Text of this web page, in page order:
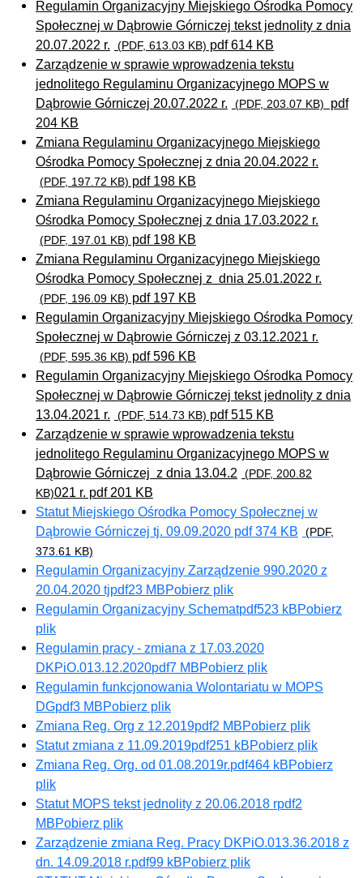
Regulamin Organizacyjny Miejskiego Ośrodka Pomocy
Społecznej w Dąbrowie Górniczej tekst jednolity z dnia
20.07.2022 r.
(PDF, 613.03 KB) pdf 614 KB
Zarządzenie w sprawie wprowadzenia tekstu
jednolitego Regulaminu Organizacyjnego MOPS w
Dąbrowie Górniczej 20.07.2022 r.
(PDF, 203.07 KB)
pdf
204 KB
Zmiana Regulaminu Organizacyjnego Miejskiego
Ośrodka Pomocy Społecznej z dnia 20.04.2022 r.
(PDF, 197.72 KB) pdf 198 KB
Zmiana Regulaminu Organizacyjnego Miejskiego
Ośrodka Pomocy Społecznej z dnia 17.03.2022 r.
(PDF, 197.01 KB) pdf 198 KB
Zmiana Regulaminu Organizacyjnego Miejskiego
Ośrodka Pomocy Społecznej z dnia 25.01.2022 r.
(PDF, 196.09 KB) pdf 197 KB
Regulamin Organizacyjny Miejskiego Ośrodka Pomocy
Społecznej w Dąbrowie Górniczej z 03.12.2021 r.
(PDF, 595.36 KB) pdf 596 KB
Regulamin Organizacyjny Miejskiego Ośrodka Pomocy
Społecznej w Dąbrowie Górniczej tekst jednolity z dnia
13.04.2021 r.
(PDF, 514.73 KB) pdf 515 KB
Zarządzenie w sprawie wprowadzenia tekstu
jednolitego Regulaminu Organizacyjnego MOPS w
Dąbrowie Górniczej z dnia 13.04.2
(PDF, 200.82
KB)021 r. pdf 201 KB
Statut Miejskiego Ośrodka Pomocy Społecznej w
Dąbrowie Górniczej tj. 09.09.2020 pdf 374 KB
(PDF,
373.61 KB)
Regulamin Organizacyjny Zarządzenie 990.2020 z
20.04.2020 tjpdf23 MBPobierz plik
Regulamin Organizacyjny Schematpdf523 kBPobierz
plik
Regulamin pracy - zmiana z 17.03.2020
DKPiO.013.12.2020pdf7 MBPobierz plik
Regulamin funkcjonowania Wolontariatu w MOPS
DGpdf3 MBPobierz plik
Zmiana Reg. Org z 12.2019pdf2 MBPobierz plik
Statut zmiana z 11.09.2019pdf251 kBPobierz plik
Zmiana Reg. Org. od 01.08.2019r.pdf464 kBPobierz
plik
Statut MOPS tekst jednolity z 20.06.2018 rpdf2
MBPobierz plik
Zarządzenie zmiana Reg. Pracy DKPiO.013.36.2018 z
dn. 14.09.2018 r.pdf99 kBPobierz plik